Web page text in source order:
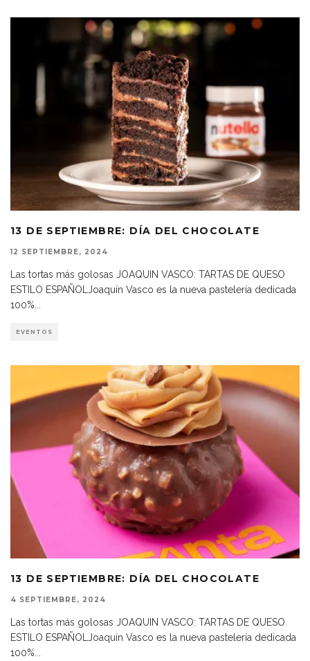
13 DE SEPTIEMBRE: DÍA DEL CHOCOLATE
12 SEPTIEMBRE, 2024
Las tortas más golosas JOAQUIN VASCO: TARTAS DE QUESO
ESTILO ESPAÑOLJoaquín Vasco es la nueva pastelería dedicada
100%
EVENTOS
13 DE SEPTIEMBRE: DÍA DEL CHOCOLATE
4 SEPTIEMBRE, 2024
Las tortas más golosas JOAQUIN VASCO: TARTAS DE QUESO
ESTILO ESPAÑOLJoaquín Vasco es la nueva pastelería dedicada
100%